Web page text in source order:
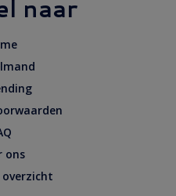
naar
ons